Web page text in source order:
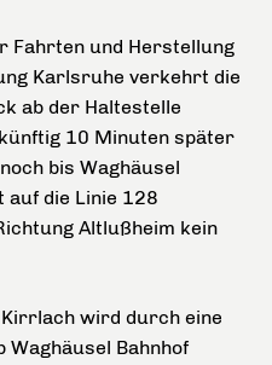
Fahrten und Herstellung
Karlsruhe verkehrt die
ab der Haltestelle
10 Minuten später
bis Waghäusel
auf die Linie 128
Altlußheim kein
wird durch eine
Waghäusel Bahnhof